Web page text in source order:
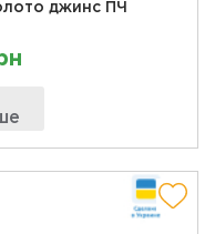
джинс ПЧ